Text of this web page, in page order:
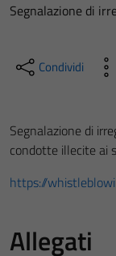
Segnalazione di
Condividi
Segnalazione di
condotte illecite ai
https://
Allegati